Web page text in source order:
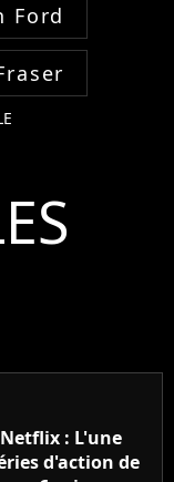
Ford
: L'une
d'action de